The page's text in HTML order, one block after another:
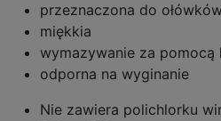
przeznaczona do
miękkia
wymazywanie za pomocą
odporna na wyginanie
Nie zawiera polichlorku